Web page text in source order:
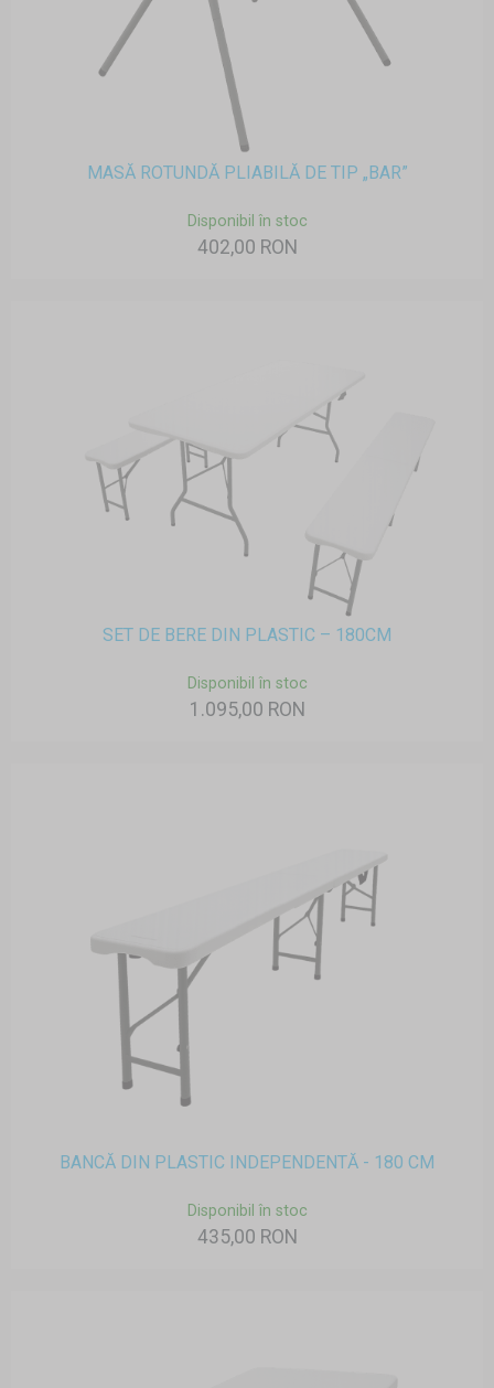
MASĂ ROTUNDĂ PLIABILĂ DE TIP „BAR”
Disponibil în stoc
402,00 RON
SET DE BERE DIN PLASTIC – 180CM
Disponibil în stoc
1.095,00 RON
BANCĂ DIN PLASTIC INDEPENDENTĂ - 180 CM
Disponibil în stoc
435,00 RON